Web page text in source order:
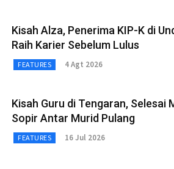
Kisah Alza, Penerima KIP-K di
Raih Karier Sebelum Lulus
FEATURES 4 Agt 2026
Kisah Guru di Tengaran, Selesai
Sopir Antar Murid Pulang
FEATURES 16 Jul 2026